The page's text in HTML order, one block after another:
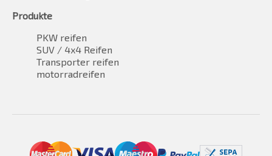
Produkte
PKW reifen
SUV / 4x4 Reifen
Transporter reifen
motorradreifen